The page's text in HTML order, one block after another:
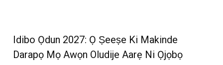
Idibo Ọdun 2027: Ọ Ṣeeṣe Ki Makinde
Darapọ Mọ Awọn Oludije Aarẹ Ni Ọjọbọ